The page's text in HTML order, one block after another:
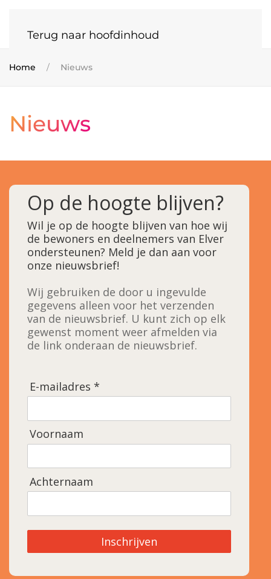
Terug naar hoofdinhoud
Home Nieuws
Nieuws
Op de hoogte blijven?
Wil je op de hoogte blijven van hoe wij
de bewoners en deelnemers van Elver
ondersteunen? Meld je dan aan voor
onze nieuwsbrief!
Wij gebruiken de door u ingevulde
gegevens alleen voor het verzenden
van de nieuwsbrief. U kunt zich op elk
gewenst moment weer afmelden via
de link onderaan de nieuwsbrief.
E-mailadres *
Voornaam
Achternaam
Inschrijven